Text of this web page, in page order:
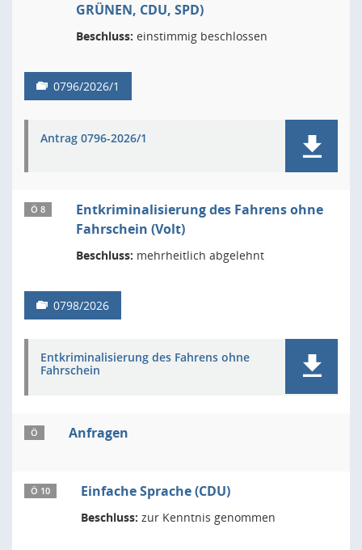
GRÜNEN, CDU, SPD)
Beschluss: einstimmig beschlossen
0796/2026/1
Antrag 0796-2026/1
Ö 8
Entkriminalisierung des Fahrens ohne
Fahrschein (Volt)
Beschluss: mehrheitlich abgelehnt
0798/2026
Entkriminalisierung des Fahrens ohne
Fahrschein
Ö Anfragen
Ö 10 Einfache Sprache (CDU)
Beschluss: zur Kenntnis genommen